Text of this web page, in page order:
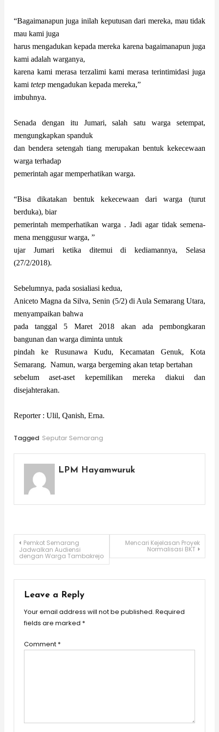
“Bagaimanapun juga inilah keputusan dari mereka, mau tidak
mau kami juga
harus mengadukan kepada mereka karena bagaimanapun juga
kami adalah warganya,
karena kami merasa terzalimi kami merasa terintimidasi juga
kami tetepmengadukan kepada mereka,”
imbuhnya.
Senada dengan itu Jumari, salah satu warga setempat,
mengungkapkan spanduk
dan bendera setengah tiang merupakan bentuk kekecewaan
warga terhadap
pemerintah agar memperhatikan warga.
“Bisa dikatakan bentuk kekecewaan dari warga (turut
berduka), biar
pemerintah memperhatikan warga . Jadi agar tidak semena-
mena menggusur warga, ”
ujar Jumari ketika ditemui di kediamannya, Selasa
(27/2/2018).
Sebelumnya, pada sosialiasi kedua,
Aniceto Magna da Silva, Senin (5/2) di Aula Semarang Utara,
menyampaikan bahwa
pada tanggal 5 Maret 2018 akan ada pembongkaran
bangunan dan warga diminta untuk
pindah ke Rusunawa Kudu, Kecamatan Genuk, Kota
Semarang. Namun, warga bergeming akan tetap bertahan
sebelum aset-aset kepemilikan mereka diakui dan
disejahterakan.
Reporter : Ulil, Qanish, Erna.
Tagged Seputar Semarang
LPM Hayamwuruk
Post
navigation
Pemkot Semarang
Jadwalkan Audiensi
dengan Warga Tambakrejo
Mencari Kejelasan Proyek
Normalisasi BKT
Leave a Reply
Your email address will not be published. Required
fields are marked *
Comment *